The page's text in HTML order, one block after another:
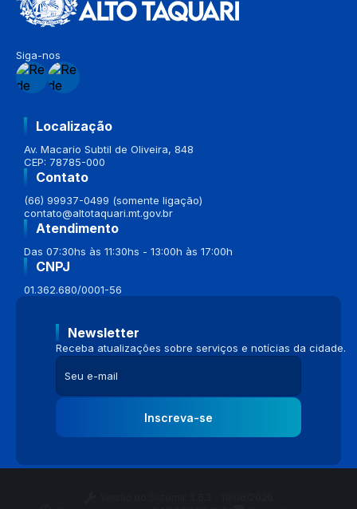
Siga-nos
Localização
Av. Macario Subtil de Oliveira, 848
CEP: 78785-000
Contato
(66) 99937-0499 (somente ligação)
contato@altotaquari.mt.gov.br
Atendimento
Das 07:30hs às 11:30hs - 13:00h às 17:00h
CNPJ
01.362.680/0001-56
Newsletter
Receba atualizações sobre serviços e notícias da cidade.
Inscreva-se